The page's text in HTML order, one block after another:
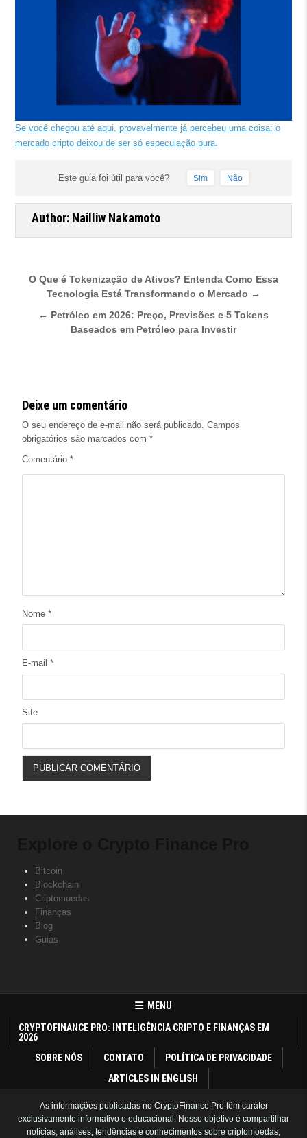
Se você chegou até aqui, provavelmente já percebeu uma coisa: o
mercado cripto deixou de ser só especulação pura.
Este guia foi útil para você? Sim Não
Author: Nailliw Nakamoto
Navegação de Post
O Que é Tokenização de Ativos? Entenda Como Essa
Tecnologia Está Transformando o Mercado →
← Petróleo em 2026: Preço, Previsões e 5 Tokens
Baseados em Petróleo para Investir
Deixe um comentário
O seu endereço de e-mail não será publicado. Campos
obrigatórios são marcados com *
Comentário *
Nome *
E-mail *
Site
Bitcoin
Blockchain
Criptomoedas
Finanças
Blog
Guias
MENU
CRYPTOFINANCE PRO: INTELIGÊNCIA CRIPTO E FINANÇAS EM
2026
SOBRE NÓS
CONTATO
POLÍTICA DE PRIVACIDADE
ARTICLES IN ENGLISH
As informações publicadas no CryptoFinance Pro têm caráter
exclusivamente informativo e educacional. Nosso objetivo é compartilhar
notícias, análises, tendências e conhecimentos sobre criptomoedas,